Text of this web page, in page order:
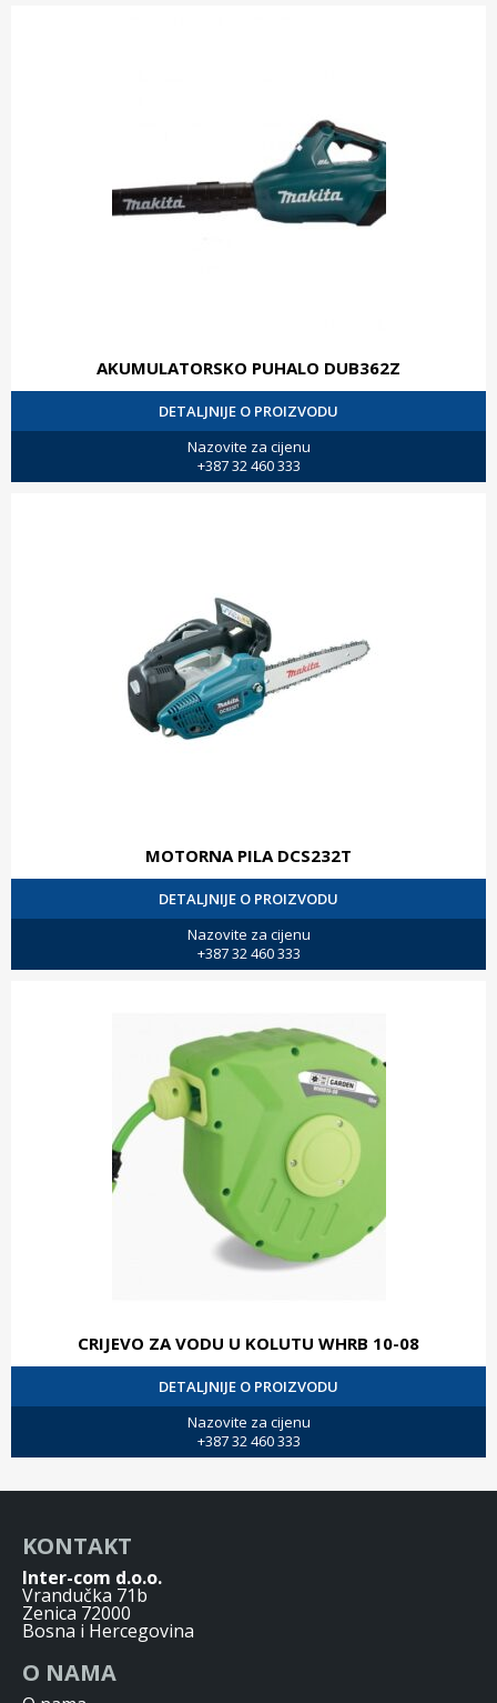
AKUMULATORSKO PUHALO DUB362Z
DETALJNIJE O PROIZVODU
Nazovite za cijenu
+387 32 460 333
MOTORNA PILA DCS232T
DETALJNIJE O PROIZVODU
Nazovite za cijenu
+387 32 460 333
CRIJEVO ZA VODU U KOLUTU WHRB 10-08
DETALJNIJE O PROIZVODU
Nazovite za cijenu
+387 32 460 333
KONTAKT
Inter-com d.o.o.
Vrandučka 71b
Zenica 72000
Bosna i Hercegovina
O NAMA